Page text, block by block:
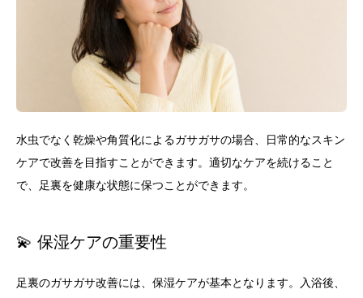
水虫でなく乾燥や角質化によるガサガサの場合、日常的なスキン
ケアで改善を目指すことができます。適切なケアを続けること
で、足裏を健康な状態に保つことができます。
💫 保湿ケアの重要性
足裏のガサガサ改善には、保湿ケアが基本となります。入浴後、